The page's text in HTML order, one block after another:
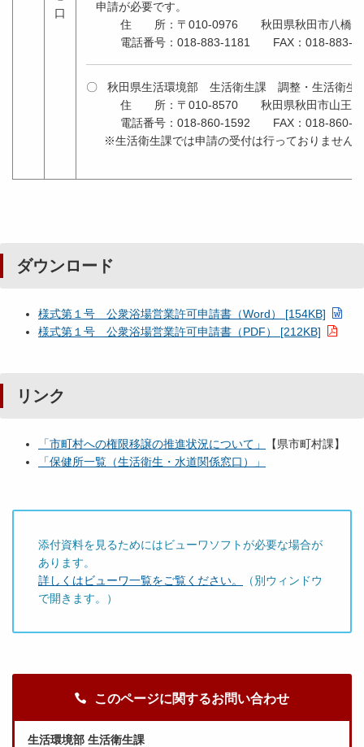
口
申請が必要です。
住 所：〒010-0976 秋田県秋田市八橋南１
電話番号：018-883-1181 FAX：018-883-
〇 秋田県生活環境部 生活衛生課 調整・生活衛生
住 所：〒010-8570 秋田県秋田市山王４
電話番号：018-860-1592 FAX：018-860-
※生活衛生課では申請の受付は行っておりません
ダウンロード
様式第１号 公衆浴場営業許可申請書（Word） [154KB]
様式第１号 公衆浴場営業許可申請書（PDF） [212KB]
リンク
「市町村への権限移譲の推進状況について」
【県市町村課】
「保健所一覧（生活衛生・水道関係窓口）」
添付資料を見るためにはビューワソフトが必要な場合が
あります。
詳しくはビューワ一覧をご覧ください。
（別ウィンドウ
で開きます。）
このページに関するお問い合わせ
生活環境部 生活衛生課